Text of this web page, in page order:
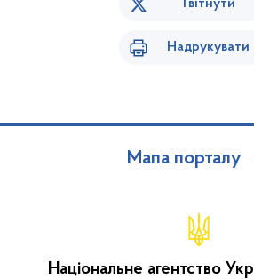
Твітнути
Надрукувати
Мапа порталу
Національне агентство